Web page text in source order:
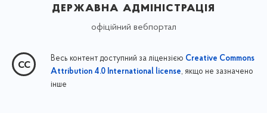
державна адміністрація
офіційний вебпортал
Весь контент доступний за ліцензією Creative Commons
Attribution 4.0 International license, якщо не зазначено
інше